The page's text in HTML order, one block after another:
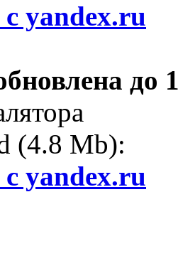
с yandex.ru
до
(4.8 Mb):
с yandex.ru